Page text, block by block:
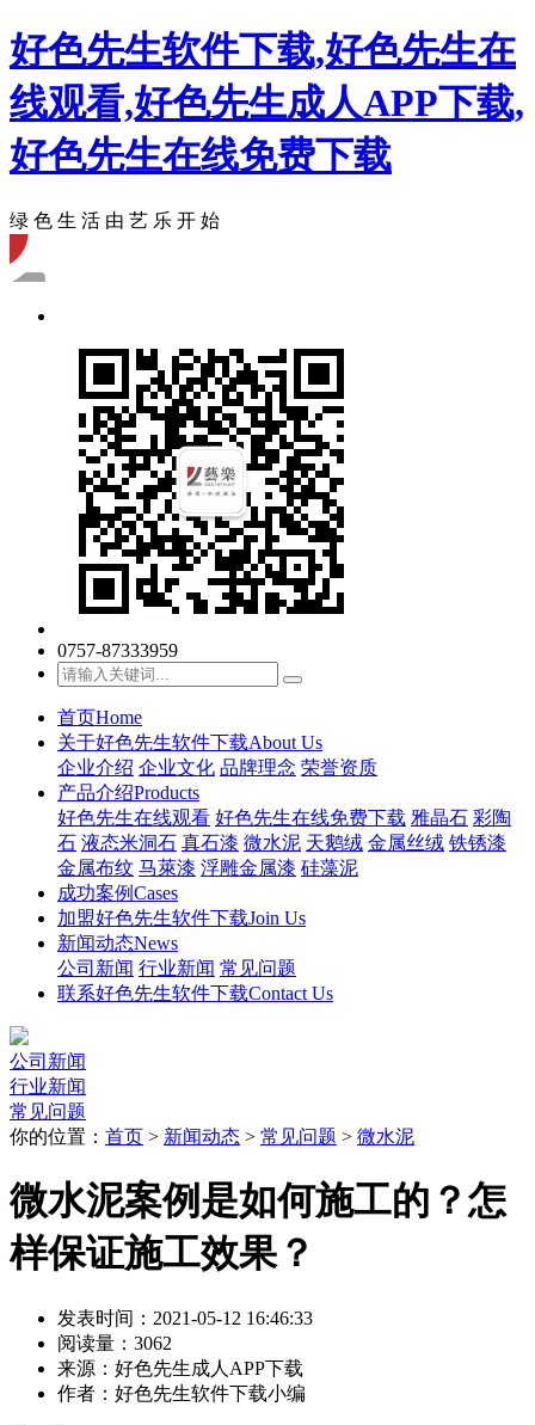
好色先生软件下载,好色先生在
线观看,好色先生成人APP下载,
好色先生在线免费下载
绿 色 生 活 由 艺 乐 开 始
0757-87333959
首页Home
关于好色先生软件下载About Us
企业介绍 企业文化 品牌理念 荣誉资质
产品介绍Products
好色先生在线观看 好色先生在线免费下载 雅晶石 彩陶
石 液态米洞石 真石漆 微水泥 天鹅绒 金属丝绒 铁锈漆
金属布纹 马萊漆 浮雕金属漆 硅藻泥
成功案例Cases
加盟好色先生软件下载Join Us
新闻动态News
公司新闻 行业新闻 常见问题
联系好色先生软件下载Contact Us
公司新闻
行业新闻
常见问题
你的位置： 首页 > 新闻动态 > 常见问题 > 微水泥
微水泥案例是如何施工的？怎
样保证施工效果？
发表时间：2021-05-12 16:46:33
阅读量：3062
来源：好色先生成人APP下载
作者：好色先生软件下载小编